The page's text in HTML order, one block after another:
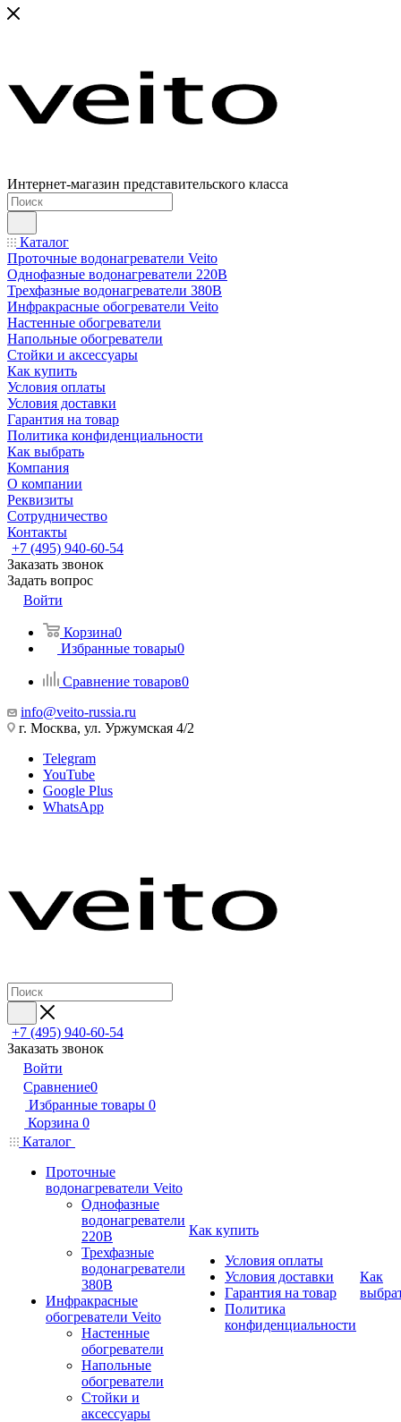
Интернет-магазин представительского класса
Каталог
Проточные водонагреватели Veito
Однофазные водонагреватели 220В
Трехфазные водонагреватели 380В
Инфракрасные обогреватели Veito
Настенные обогреватели
Напольные обогреватели
Стойки и аксессуары
Как купить
Условия оплаты
Условия доставки
Гарантия на товар
Политика конфиденциальности
Как выбрать
Компания
О компании
Реквизиты
Сотрудничество
Контакты
+7 (495) 940-60-54
Заказать звонок
Задать вопрос
Войти
Корзина0
Избранные товары0
Сравнение товаров0
info@veito-russia.ru
г. Москва, ул. Уржумская 4/2
Telegram
YouTube
Google Plus
WhatsApp
+7 (495) 940-60-54
Заказать звонок
Войти
Сравнение0
Избранные товары 0
Корзина 0
Каталог
Проточные
водонагреватели Veito
Однофазные
водонагреватели
220В
Трехфазные
водонагреватели
380В
Инфракрасные
обогреватели Veito
Настенные
обогреватели
Напольные
обогреватели
Стойки и
аксессуары
Как купить
Условия оплаты
Условия доставки
Гарантия на товар
Политика
конфиденциальности
Как